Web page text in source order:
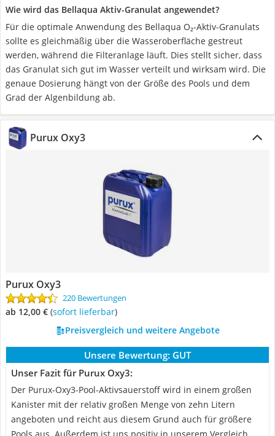
Wie wird das Bellaqua Aktiv-Granulat angewendet?
Für die optimale Anwendung des Bellaqua O₂-Aktiv-Granulats
sollte es gleichmäßig über die Wasseroberfläche gestreut
werden, während die Filteranlage läuft. Dies stellt sicher, dass
das Granulat sich gut im Wasser verteilt und wirksam wird. Die
genaue Dosierung hängt von der Größe des Pools und dem
Grad der Algenbildung ab.
Purux Oxy3
Purux Oxy3
220 Bewertungen
ab 12,00 € ( Sofort lieferbar)
Preisvergleich und weitere Angebote
Unsere Bewertung: GUT
Unser Fazit für Purux Oxy3:
Der Purux-Oxy3-Pool-Aktivsauerstoff wird in einem großen
Kanister mit der relativ großen Menge von zehn Litern
angeboten und reicht aus diesem Grund auch für größere